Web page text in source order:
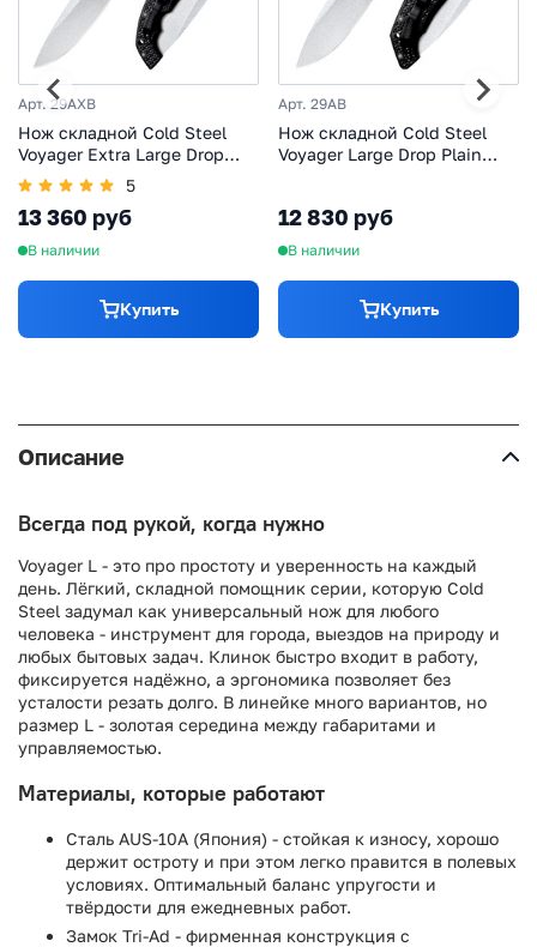
Арт. 29AXB
Нож складной Cold Steel
Voyager Extra Large Drop
Plain Edge, сталь Aus-10A,
рукоять Griv-Ex, черный
5
13 360 руб
В наличии
Купить
Арт. 29AB
Нож складной Cold Steel
Voyager Large Drop Plain
12 830 руб
В наличии
Купить
Описание
Всегда под рукой, когда нужно
Voyager L - это про простоту и уверенность на каждый
день. Лёгкий, складной помощник серии, которую Cold
Steel задумал как универсальный нож для любого
человека - инструмент для города, выездов на природу и
любых бытовых задач. Клинок быстро входит в работу,
фиксируется надёжно, а эргономика позволяет без
усталости резать долго. В линейке много вариантов, но
размер L - золотая середина между габаритами и
управляемостью.
Материалы, которые работают
Сталь AUS-10A (Япония) - стойкая к износу, хорошо
держит остроту и при этом легко правится в полевых
условиях. Оптимальный баланс упругости и
твёрдости для ежедневных работ.
Замок Tri-Ad - фирменная конструкция с